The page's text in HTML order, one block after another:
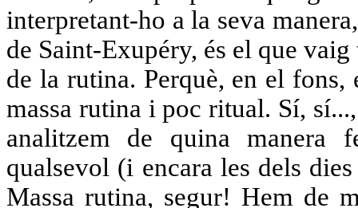
interpretant-ho a la seva
de Saint-Exupéry, és el que
de la rutina. Perquè, en el
massa rutina i poc ritual. Sí,
analitzem de quina manera
qualsevol (i encara les dels
Massa rutina, segur! Hem de